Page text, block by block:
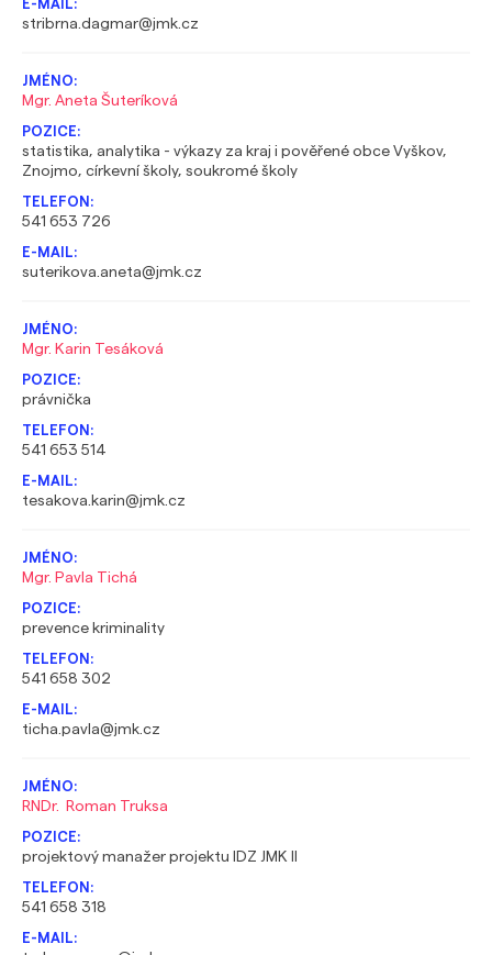
stribrna.dagmar@jmk.cz
Mgr. Aneta Šuteríková
statistika, analytika - výkazy za kraj i pověřené obce Vyškov,
Znojmo, církevní školy, soukromé školy
541 653 726
suterikova.aneta@jmk.cz
Mgr. Karin Tesáková
právnička
541 653 514
tesakova.karin@jmk.cz
Mgr. Pavla Tichá
prevence kriminality
541 658 302
ticha.pavla@jmk.cz
RNDr. Roman Truksa
projektový manažer projektu IDZ JMK II
541 658 318